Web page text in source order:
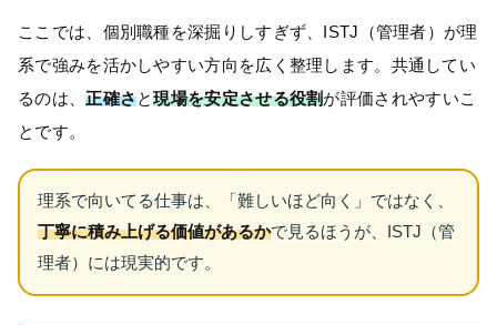
ここでは、個別職種を深掘りしすぎず、ISTJ（管理者）が理
系で強みを活かしやすい方向を広く整理します。共通してい
るのは、正確さと現場を安定させる役割が評価されやすいこ
とです。
理系で向いてる仕事は、「難しいほど向く」ではなく、
丁寧に積み上げる価値があるかで見るほうが、ISTJ（管
理者）には現実的です。